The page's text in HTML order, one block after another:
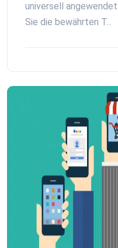
universell
Sie die bewährten T...